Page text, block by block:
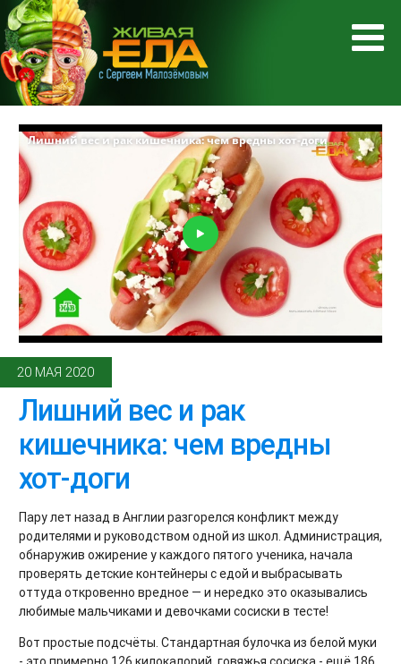
20 МАЯ 2020
Лишний вес и рак
кишечника: чем вредны
хот-доги
Пару лет назад в Англии разгорелся конфликт между
родителями и руководством одной из школ. Администрация,
обнаружив ожирение у каждого пятого ученика, начала
проверять детские контейнеры с едой и выбрасывать
оттуда откровенно вредное — и нередко это оказывались
любимые мальчиками и девочками сосиски в тесте!
Вот простые подсчёты. Стандартная булочка из белой муки